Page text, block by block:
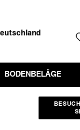
BODENBELÄGE